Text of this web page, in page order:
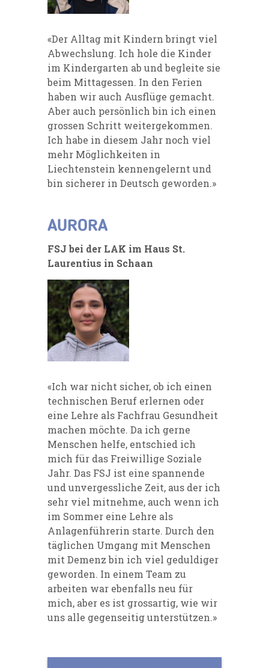
«Der Alltag mit Kindern bringt viel
Abwechslung. Ich hole die Kinder
im Kindergarten ab und begleite sie
beim Mittagessen. In den Ferien
haben wir auch Ausflüge gemacht.
Aber auch persönlich bin ich einen
grossen Schritt weitergekommen.
Ich habe in diesem Jahr noch viel
mehr Möglichkeiten in
Liechtenstein kennengelernt und
bin sicherer in Deutsch geworden.»
AURORA
FSJ bei der LAK im Haus St.
Laurentius in Schaan
«Ich war nicht sicher, ob ich einen
technischen Beruf erlernen oder
eine Lehre als Fachfrau Gesundheit
machen möchte. Da ich gerne
Menschen helfe, entschied ich
mich für das Freiwillige Soziale
Jahr. Das FSJ ist eine spannende
und unvergessliche Zeit, aus der ich
sehr viel mitnehme, auch wenn ich
im Sommer eine Lehre als
Anlagenführerin starte. Durch den
täglichen Umgang mit Menschen
mit Demenz bin ich viel geduldiger
geworden. In einem Team zu
arbeiten war ebenfalls neu für
mich, aber es ist grossartig, wie wir
uns alle gegenseitig unterstützen.»